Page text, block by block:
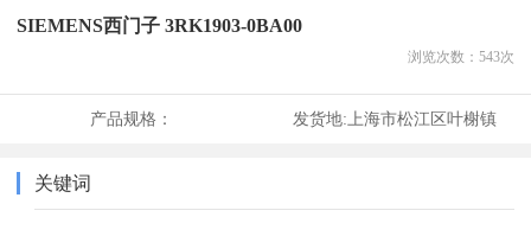
SIEMENS西门子 3RK1903-0BA00
浏览次数： 543次
产品规格： 发货地: 上海市松江区叶榭镇
关键词